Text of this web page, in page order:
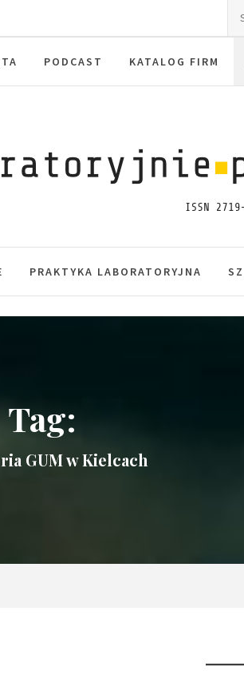
PODCAST KATALOG FIRM
PRAKTYKA LABORATORYJNA
Tag:
GUM w Kielcach